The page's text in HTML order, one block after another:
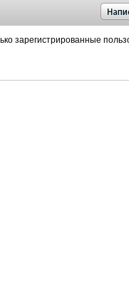
зарегистрированные